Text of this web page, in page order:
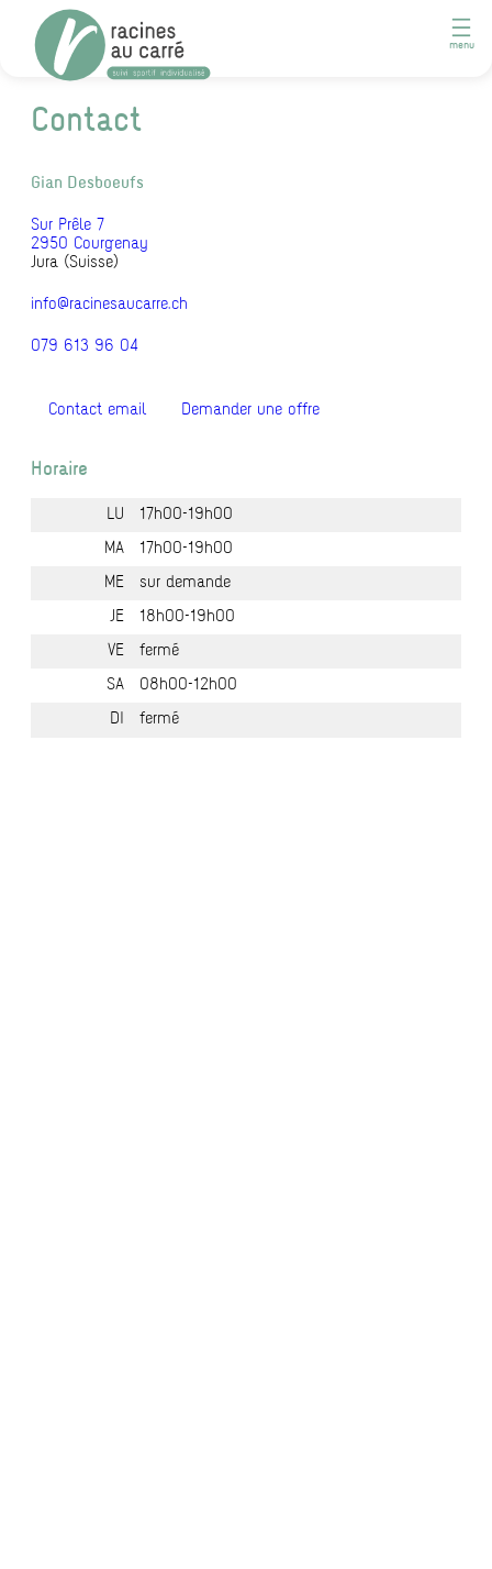
Contact
Gian Desboeufs
Sur Prêle 7
2950 Courgenay
Jura (Suisse)
info@racinesaucarre.ch
079 613 96 04
Contact email Demander une offre
Horaire
LU 17h00-19h00
MA 17h00-19h00
ME sur demande
JE 18h00-19h00
VE fermé
SA 08h00-12h00
DI fermé